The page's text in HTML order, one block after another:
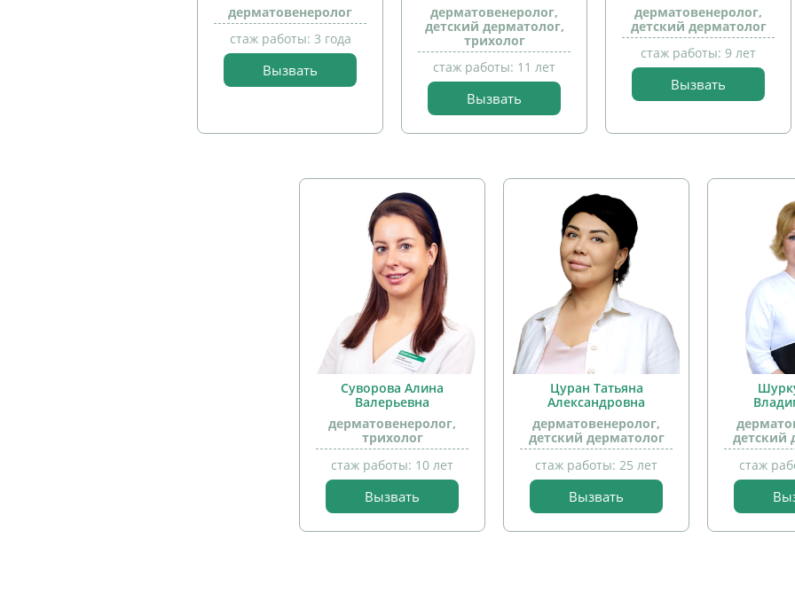
дерматовенеролог
стаж работы: 3 года
Вызвать
прием
дерматовенеролог,
детский дерматолог,
трихолог
стаж работы: 11 лет
Вызвать
дерматовенеролог,
детский дерматолог
стаж работы: 9 лет
Вызвать
детей
Суворова Алина
Валерьевна
дерматовенеролог,
трихолог
стаж работы: 10 лет
Вызвать
прием
Цуран Татьяна
Александровна
дерматовенеролог,
детский дерматолог
стаж работы: 25 лет
Вызвать
прием
детский
стаж